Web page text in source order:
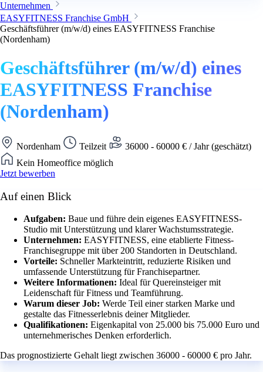
Unternehmen
EASYFITNESS Franchise GmbH
Geschäftsführer (m/w/d) eines EASYFITNESS Franchise
(Nordenham)
Geschäftsführer (m/w/d) eines
EASYFITNESS Franchise
(Nordenham)
Nordenham Teilzeit
36000 - 60000 € / Jahr (geschätzt)
Kein Homeoffice möglich
Jetzt bewerben
Auf einen Blick
Aufgaben: Baue und führe dein eigenes EASYFITNESS-
Studio mit Unterstützung und klarer Wachstumsstrategie.
Unternehmen: EASYFITNESS, eine etablierte Fitness-
Franchisegruppe mit über 200 Standorten in Deutschland.
Vorteile: Schneller Markteintritt, reduzierte Risiken und
umfassende Unterstützung für Franchisepartner.
Weitere Informationen: Ideal für Quereinsteiger mit
Leidenschaft für Fitness und Teamführung.
Warum dieser Job: Werde Teil einer starken Marke und
gestalte das Fitnesserlebnis deiner Mitglieder.
Qualifikationen: Eigenkapital von 25.000 bis 75.000 Euro und
unternehmerisches Denken erforderlich.
Das prognostizierte Gehalt liegt zwischen 36000 - 60000 € pro Jahr.